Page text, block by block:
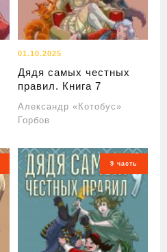
01.10.2025
Дядя самых честных
правил. Книга 7
Александр «Котобус»
Горбов
9 часть